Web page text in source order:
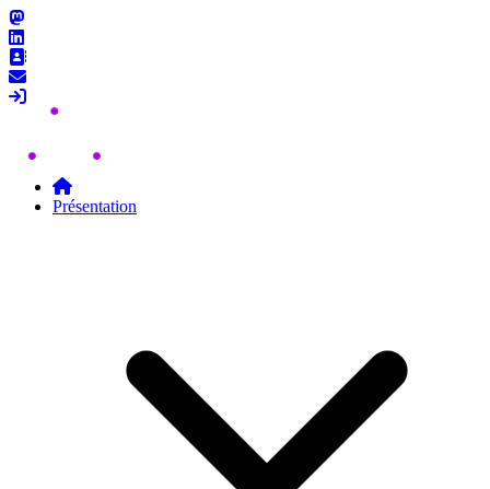
Skip to content
Présentation